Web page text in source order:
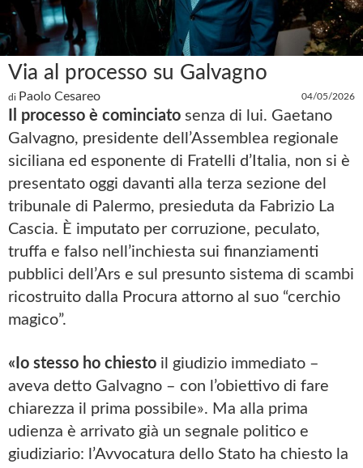
Via al processo su Galvagno
di Paolo Cesareo 04/05/2026
Il processo è cominciato senza di lui. Gaetano
Galvagno, presidente dell’Assemblea regionale
siciliana ed esponente di Fratelli d’Italia, non si è
presentato oggi davanti alla terza sezione del
tribunale di Palermo, presieduta da Fabrizio La
Cascia. È imputato per corruzione, peculato,
truffa e falso nell’inchiesta sui finanziamenti
pubblici dell’Ars e sul presunto sistema di scambi
ricostruito dalla Procura attorno al suo “cerchio
magico”.
«Io stesso ho chiesto il giudizio immediato –
aveva detto Galvagno – con l’obiettivo di fare
chiarezza il prima possibile». Ma alla prima
udienza è arrivato già un segnale politico e
giudiziario: l’Avvocatura dello Stato ha chiesto la